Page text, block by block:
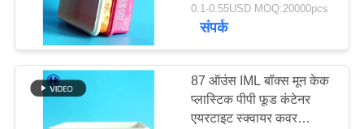
0.1-0.55USD MOQ:20000pcs
संपर्क
87 ऑउंस IML बॉक्स मून केक
प्लास्टिक पीपी फूड कंटेनर
एयरटाइट स्क्वायर कवर